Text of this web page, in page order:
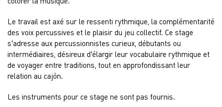
Le travail est axé sur le ressenti rythmique, la complémentarité
des voix percussives et le plaisir du jeu collectif. Ce stage
s’adresse aux percussionnistes curieux, débutants ou
intermédiaires, désireux d’élargir leur vocabulaire rythmique et
de voyager entre traditions, tout en approfondissant leur
relation au cajón.
Les instruments pour ce stage ne sont pas fournis.